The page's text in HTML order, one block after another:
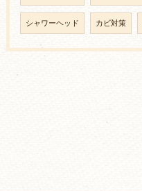
シャワーヘッド カビ対策